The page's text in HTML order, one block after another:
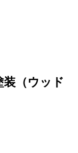
装（ウッド